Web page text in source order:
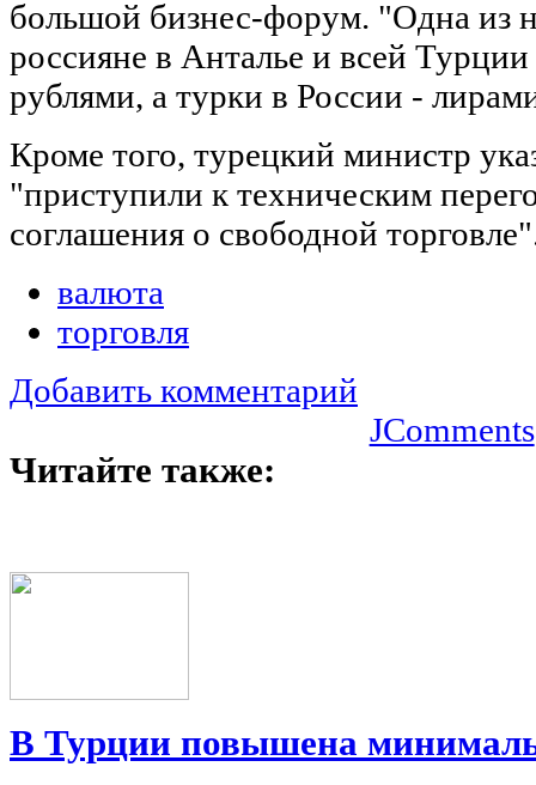
большой бизнес-форум. "Одна из
россияне в Анталье и всей Турции
рублями, а турки в России -
Кроме того, турецкий министр
"приступили к техническим
соглашения о свободной
валюта
торговля
Добавить комментарий
JComments
Читайте также:
В Турции повышена